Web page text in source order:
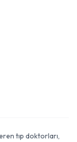
tıp doktorları,